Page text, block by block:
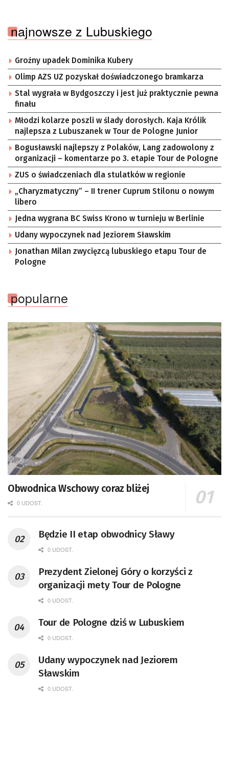
najnowsze z Lubuskiego
Groźny upadek Dominika Kubery
Olimp AZS UZ pozyskał doświadczonego bramkarza
Stal wygrała w Bydgoszczy i jest już praktycznie pewna
finału
Młodzi kolarze poszli w ślady dorosłych. Kaja Królik
najlepsza z Lubuszanek w Tour de Pologne Junior
Bogusławski najlepszy z Polaków, Lang zadowolony z
organizacji – komentarze po 3. etapie Tour de Pologne
ZUS o świadczeniach dla stulatków w regionie
„Charyzmatyczny” – II trener Cuprum Stilonu o nowym
libero
Jedna wygrana BC Swiss Krono w turnieju w Berlinie
Udany wypoczynek nad Jeziorem Sławskim
Jonathan Milan zwycięzcą lubuskiego etapu Tour de
Pologne
popularne
Obwodnica Wschowy coraz bliżej
0 UDOST.
Będzie II etap obwodnicy Sławy
0 UDOST.
Prezydent Zielonej Góry o korzyści z
organizacji mety Tour de Pologne
0 UDOST.
Tour de Pologne dziś w Lubuskiem
0 UDOST.
Udany wypoczynek nad Jeziorem
Sławskim
0 UDOST.